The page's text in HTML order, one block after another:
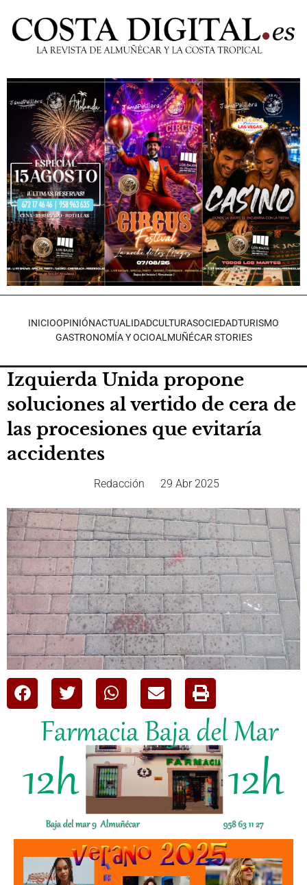
INICIOOPINIÓNACTUALIDADCULTURASOCIEDADTURISMO
GASTRONOMÍA Y OCIOALMUÑÉCAR STORIES
Izquierda Unida propone
soluciones al vertido de cera de
las procesiones que evitaría
accidentes
Redacción 29 Abr 2025